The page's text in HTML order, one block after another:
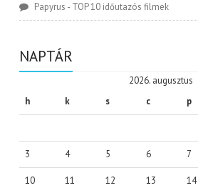
Papyrus - TOP 10 időutazós filmek
NAPTÁR
2026. augusztus
h
k s c p
3 4 5 6 7
10 11 12 13 14